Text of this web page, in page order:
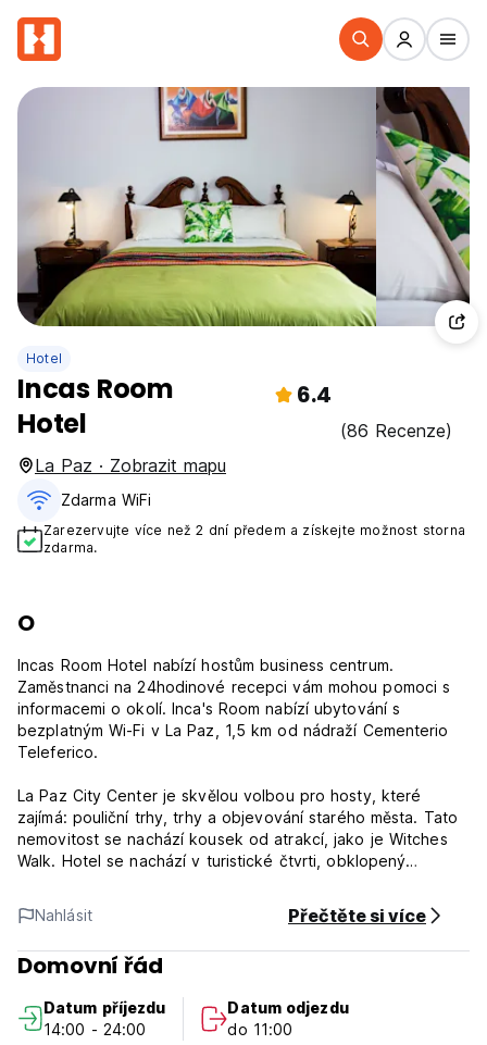
Hotel
Incas Room
Hotel
6.4
(86 Recenze)
La Paz · Zobrazit mapu
Zdarma WiFi
Zarezervujte více než 2 dní předem a získejte možnost storna
zdarma.
O
Incas Room Hotel nabízí hostům business centrum.
Zaměstnanci na 24hodinové recepci vám mohou pomoci s
informacemi o okolí. Inca's Room nabízí ubytování s
bezplatným Wi-Fi v La Paz, 1,5 km od nádraží Cementerio
Teleferico.
La Paz City Center je skvělou volbou pro hosty, které
zajímá: pouliční trhy, trhy a objevování starého města. Tato
nemovitost se nachází kousek od atrakcí, jako je Witches
Walk. Hotel se nachází v turistické čtvrti, obklopený
Procházka čarodějnic, Museo Tambo Quirquincho,
Metropolitní katedrála La Paz, Museo Tambo Quirquincho,
Kostel San Francisco, Muzeum koky, Muzeum zlata,
Murilloův dům, náměstí Murillo, Prezidentský palác jsou od
Hotelové pokoje jsou vybaveny TV s plochou obrazovkou.
Nahlásit Přečtěte si více
Domovní řád
Datum příjezdu
14:00 - 24:00
Datum odjezdu
do 11:00